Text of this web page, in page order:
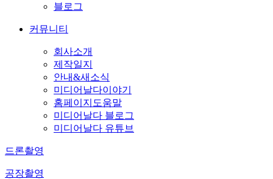
블로그
커뮤니티
회사소개
제작일지
안내&새소식
미디어날다이야기
홈페이지도움말
미디어날다 블로그
미디어날다 유튜브
드론촬영
공장촬영